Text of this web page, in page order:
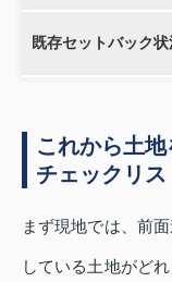
既存セットバック状
これから土
チェックリス
まず現地では、前
している土地がど